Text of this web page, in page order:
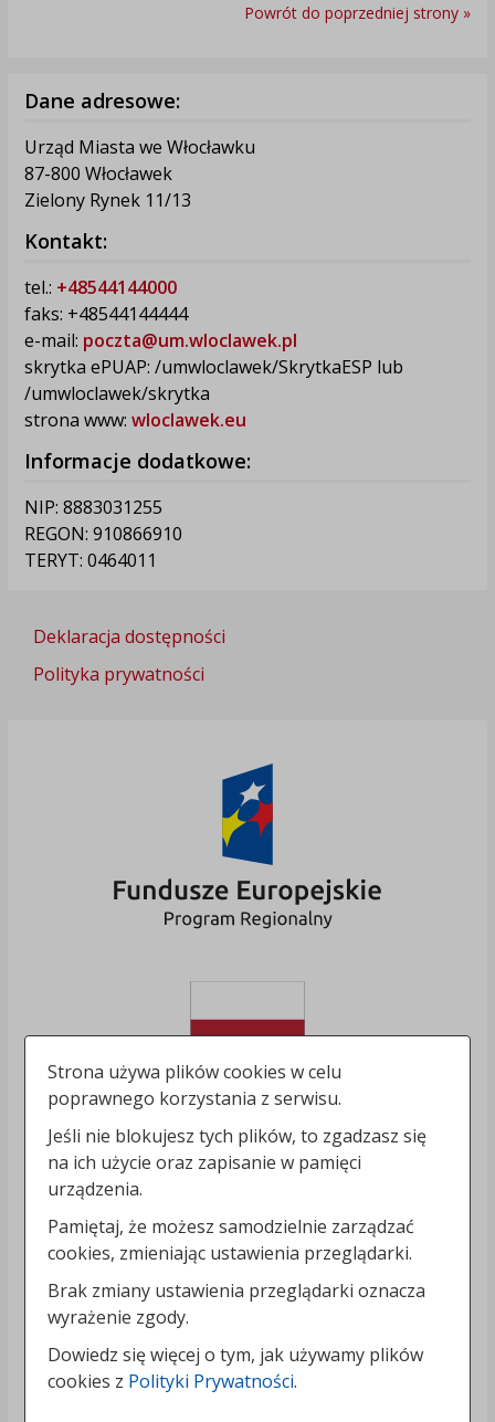
Powrót do poprzedniej strony »
Dane adresowe:
Urząd Miasta we Włocławku
87-800 Włocławek
Zielony Rynek 11/13
Kontakt:
tel.: +48544144000
faks: +48544144444
e-mail: poczta@um.wloclawek.pl
skrytka ePUAP: /umwloclawek/SkrytkaESP lub
/umwloclawek/skrytka
strona www: wloclawek.eu
Informacje dodatkowe:
NIP: 8883031255
REGON: 910866910
TERYT: 0464011
Deklaracja dostępności
Polityka prywatności
Strona używa plików cookies w celu
poprawnego korzystania z serwisu.
Jeśli nie blokujesz tych plików, to zgadzasz się
na ich użycie oraz zapisanie w pamięci
urządzenia.
Pamiętaj, że możesz samodzielnie zarządzać
cookies, zmieniając ustawienia przeglądarki.
Brak zmiany ustawienia przeglądarki oznacza
wyrażenie zgody.
Dowiedz się więcej o tym, jak używamy plików
cookies z Polityki Prywatności.